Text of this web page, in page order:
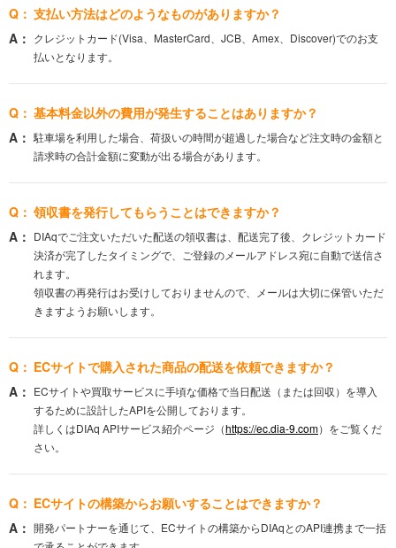
支払い方法はどのようなものがありますか？
クレジットカード(Visa、MasterCard、JCB、Amex、Discover)でのお支
払いとなります。
基本料金以外の費用が発生することはありますか？
駐車場を利用した場合、荷扱いの時間が超過した場合など注文時の金額と
請求時の合計金額に変動が出る場合があります。
領収書を発行してもらうことはできますか？
DIAqでご注文いただいた配送の領収書は、配送完了後、クレジットカード
決済が完了したタイミングで、ご登録のメールアドレス宛に自動で送信さ
れます。
領収書の再発行はお受けしておりませんので、メールは大切に保管いただ
きますようお願いします。
ECサイトで購入された商品の配送を依頼できますか？
ECサイトや買取サービスに手頃な価格で当日配送（または回収）を導入
するために設計したAPIを公開しております。
詳しくはDIAq APIサービス紹介ページ（https://ec.dia-9.com）をご覧くだ
さい。
ECサイトの構築からお願いすることはできますか？
開発パートナーを通じて、ECサイトの構築からDIAqとのAPI連携まで一括